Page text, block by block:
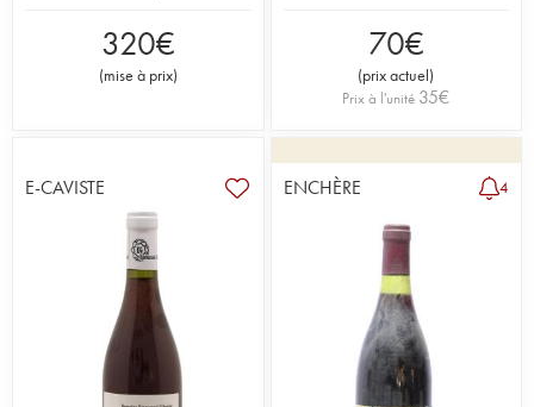
320€
(mise à prix)
70€
(prix actuel)
Prix à l'unité 35€
E-CAVISTE ENCHÈRE 4